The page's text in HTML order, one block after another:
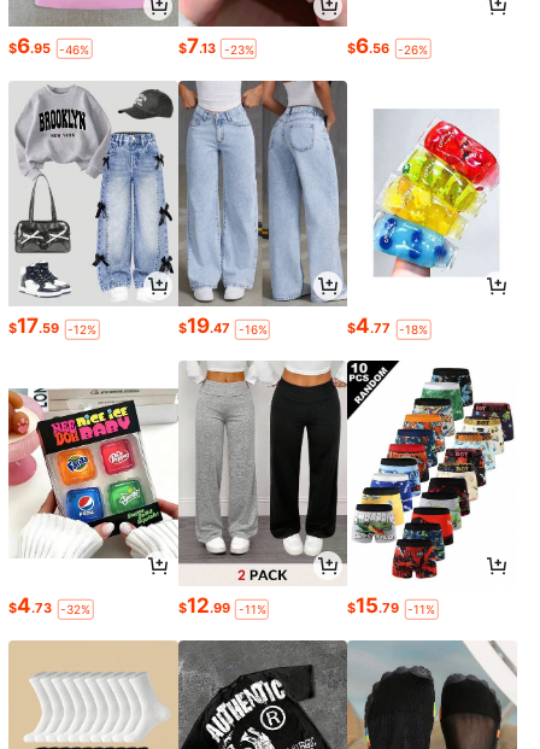
$6.95 -46% $7.13 -23% $6.56 -26%
$17.59 -12% $19.47 -16% $4.77 -18%
$4.73 -32% $12.99 -11% $15.79 -11%